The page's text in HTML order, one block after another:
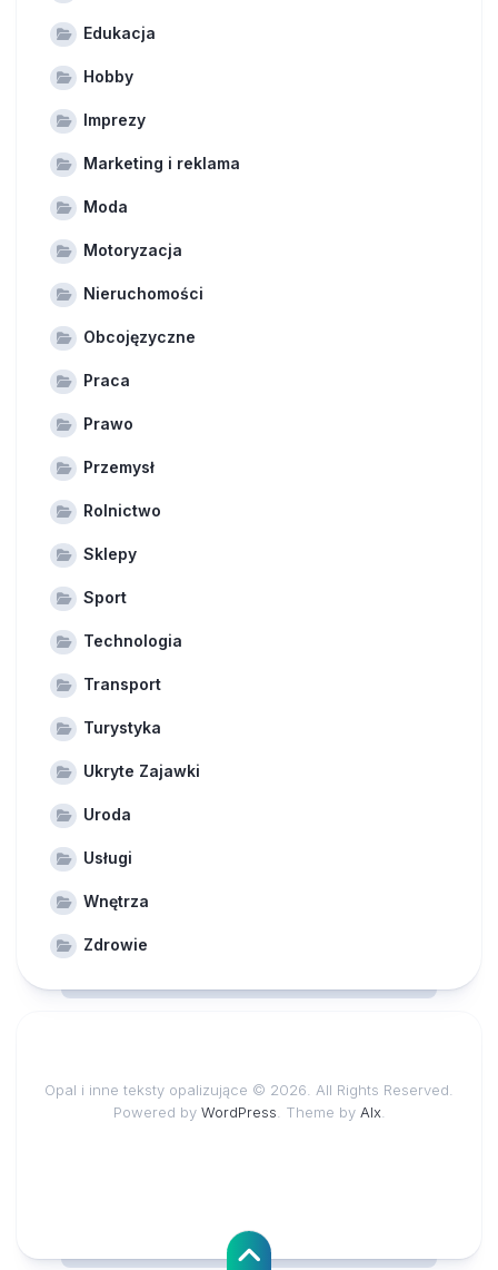
Edukacja
Hobby
Imprezy
Marketing i reklama
Moda
Motoryzacja
Nieruchomości
Obcojęzyczne
Praca
Prawo
Przemysł
Rolnictwo
Sklepy
Sport
Technologia
Transport
Turystyka
Ukryte Zajawki
Uroda
Usługi
Wnętrza
Zdrowie
Opal i inne teksty opalizujące © 2026. All Rights Reserved.
Powered by WordPress . Theme by Alx